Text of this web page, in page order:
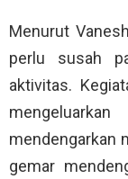
Menurut
perlu susah
aktivitas.
mendengarkan
gemar